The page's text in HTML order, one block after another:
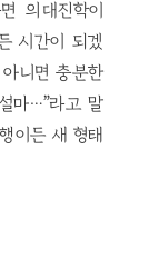
의대진학이
시간이 되겠
니면 충분한
마…”라고 말
이든 새 형태